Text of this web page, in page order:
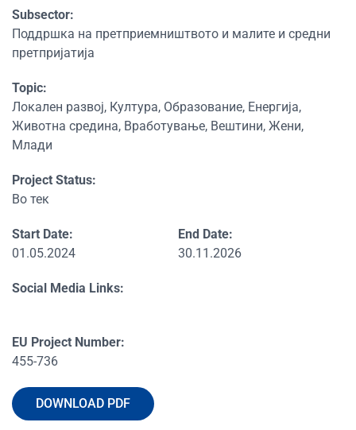
Subsector:
Поддршка на претприемништвото и малите и средни
претпријатија
Topic:
Локален развој, Култура, Образование, Енергија,
Животна средина, Вработување, Вештини, Жени,
Млади
Project Status:
Во тек
Start Date:
01.05.2024
End Date:
30.11.2026
Social Media Links:
EU Project Number:
455-736
DOWNLOAD PDF